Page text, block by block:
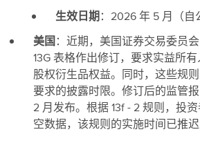
生效日期：2026 年 5 月（自
美国：近期，美国证券交易委员
13G 表格作出修订，要求实益所
股权衍生品权益。同时，这些规
要求的披露时限。修订后的监管
2 月发布。根据 13f - 2 规则，投
空数据，该规则的实施时间已推迟